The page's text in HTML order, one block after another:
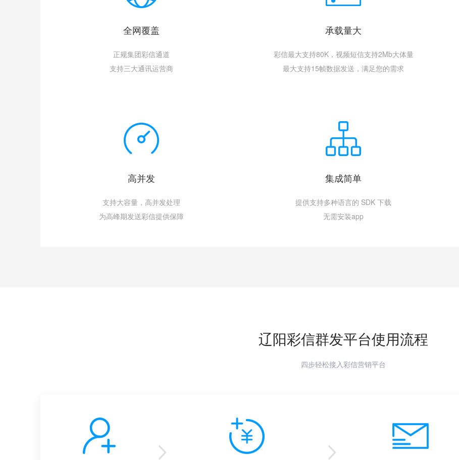
全网覆盖
正规集团彩信通道
支持三大通讯运营商
承载量大
彩信最大支持80K，视频短信支持2Mb大体量
最大支持15帧数据发送，满足您的需求
高并发
支持大容量，高并发处理
为高峰期发送彩信提供保障
集成简单
提供支持多种语言的 SDK 下载
无需安装app
辽阳彩信群发平台使用流程
四步轻松接入彩信营销平台